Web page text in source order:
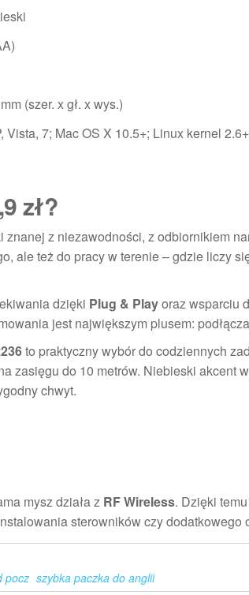
(szer. x gł. x wys.)
Vista, 7; Mac OS X 10.5+; Linux kernel 2.6+
zł?
z niezawodności, z odbiornikiem
ale też do pracy w terenie – gdzie liczy
dzięki Plug & Playoraz wsparciu
jest największym plusem:
to praktyczny wybór do codziennych
zasięgu do 10 metrów. Niebieski akcent
chwyt.
mysz działa z RF Wireless. Dzięki
sterowników czy dodatkowego
pocz szybka paczka do anglii